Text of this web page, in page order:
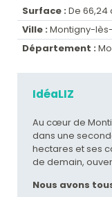
Surface : De 66,24
Ville : Montigny-
Département :
IdéaLIZ
Au cœur de
dans une
hectares et ses
de demain,
Nous avons